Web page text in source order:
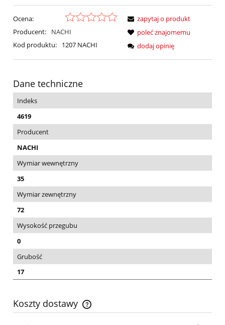
Ocena:
Producent:
NACHI
Kod produktu:
1207 NACHI
zapytaj o produkt
poleć znajomemu
dodaj opinię
Dane techniczne
Indeks
4619
Producent
NACHI
Wymiar wewnętrzny
35
Wymiar zewnętrzny
72
Wysokość przegubu
0
Grubość
17
Koszty dostawy
Cena nie zawiera ewentualnych kosztów płatności